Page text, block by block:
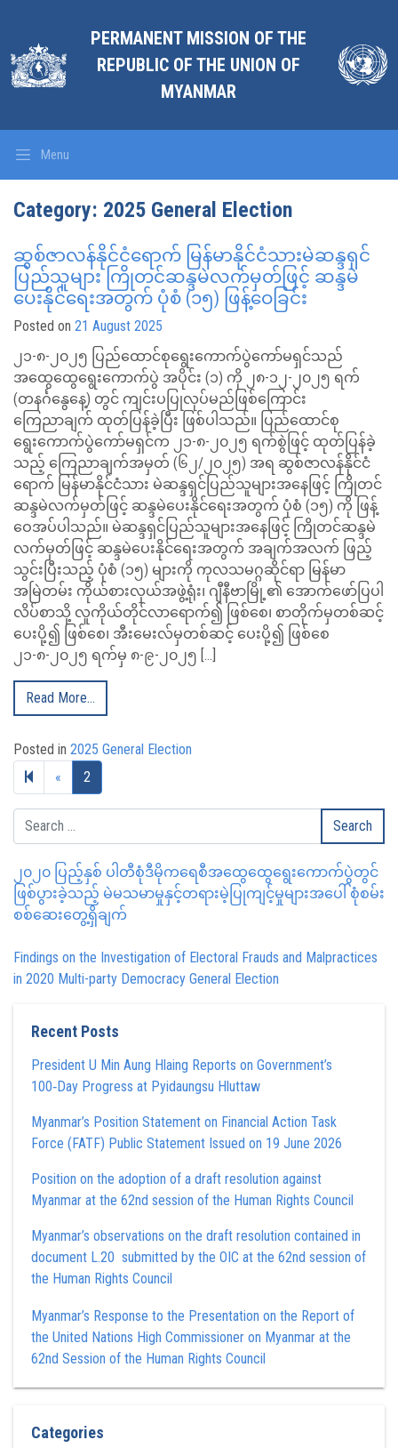
PERMANENT MISSION OF THE
REPUBLIC OF THE UNION OF
MYANMAR
Menu
Category: 2025 General Election
ဆွစ်ဇာလန်နိုင်ငံရောက် မြန်မာနိုင်ငံသားမဲဆန္ဒရှင်
ပြည်သူများ ကြိုတင်ဆန္ဒမဲလက်မှတ်ဖြင့် ဆန္ဒမဲ
ပေးနိုင်ရေးအတွက် ပုံစံ (၁၅) ဖြန့်ဝေခြင်း
Posted on 21 August 2025
၂၁-၈-၂၀၂၅ ပြည်ထောင်စုရွေးကောက်ပွဲကော်မရှင်သည်
အထွေထွေရွေးကောက်ပွဲ အပိုင်း (၁) ကို ၂၈-၁၂-၂၀၂၅ ရက်
(တနင်္ဂနွေနေ့) တွင် ကျင်းပပြုလုပ်မည်ဖြစ်ကြောင်း
ကြေညာချက် ထုတ်ပြန်ခဲ့ပြီး ဖြစ်ပါသည်။ ပြည်ထောင်စု
ရွေးကောက်ပွဲကော်မရှင်က ၂၁-၈-၂၀၂၅ ရက်စွဲဖြင့် ထုတ်ပြန်ခဲ့
သည့် ကြေညာချက်အမှတ် (၆၂/၂၀၂၅) အရ ဆွစ်ဇာလန်နိုင်ငံ
ရောက် မြန်မာနိုင်ငံသား မဲဆန္ဒရှင်ပြည်သူများအနေဖြင့် ကြိုတင်
ဆန္ဒမဲလက်မှတ်ဖြင့် ဆန္ဒမဲပေးနိုင်ရေးအတွက် ပုံစံ (၁၅) ကို ဖြန့်
ဝေအပ်ပါသည်။ မဲဆန္ဒရှင်ပြည်သူများအနေဖြင့် ကြိုတင်ဆန္ဒမဲ
လက်မှတ်ဖြင့် ဆန္ဒမဲပေးနိုင်ရေးအတွက် အချက်အလက် ဖြည့်
သွင်းပြီးသည့် ပုံစံ (၁၅) များကို ကုလသမဂ္ဂဆိုင်ရာ မြန်မာ
အမြဲတမ်း ကိုယ်စားလှယ်အဖွဲ့ရုံး၊ ဂျီနီဗာမြို့၏ အောက်ဖော်ပြပါ
လိပ်စာသို့ လူကိုယ်တိုင်လာရောက်၍ ဖြစ်စေ၊ စာတိုက်မှတစ်ဆင့်
ပေးပို့၍ ဖြစ်စေ၊ အီးမေးလ်မှတစ်ဆင့် ပေးပို့၍ ဖြစ်စေ
၂၁-၈-၂၀၂၅ ရက်မှ ၈-၉-၂၀၂၅ […]
Read More…
Posted in 2025 General Election
« Previous page
2
၂၀၂၀ ပြည့်နှစ် ပါတီစုံဒီမိုကရေစီအထွေထွေရွေးကောက်ပွဲတွင်
ဖြစ်ပွားခဲ့သည့် မဲမသမာမှုနှင့်တရားမဲ့ပြုကျင့်မှုများအပေါ် စုံစမ်း
စစ်ဆေးတွေ့ရှိချက်
Findings on the Investigation of Electoral Frauds and Malpractices
in 2020 Multi-party Democracy General Election
Recent Posts
President U Min Aung Hlaing Reports on Government’s
100‑Day Progress at Pyidaungsu Hluttaw
Myanmar’s Position Statement on Financial Action Task
Force (FATF) Public Statement Issued on 19 June 2026
Position on the adoption of a draft resolution against
Myanmar at the 62nd session of the Human Rights Council
Myanmar’s observations on the draft resolution contained in
document L.20 submitted by the OIC at the 62nd session of
the Human Rights Council
Myanmar’s Response to the Presentation on the Report of
the United Nations High Commissioner on Myanmar at the
62nd Session of the Human Rights Council
Categories